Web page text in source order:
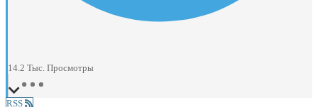
14.2 Тыс. Просмотры
RSS